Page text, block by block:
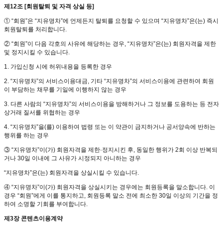
제12조 [회원탈퇴 및 자격 상실 등]
① “회원”은 “지유명차”에 언제든지 탈퇴를 요청할 수 있으며 “지유명차”은(는) 즉시
회원탈퇴를 처리합니다.
② “회원”이 다음 각호의 사유에 해당하는 경우, “지유명차”은(는) 회원자격을 제한
및 정지시킬 수 있습니다.
1. 가입신청 시에 허위내용을 등록한 경우
2. “지유명차”의 서비스이용대금, 기타 “지유명차”의 서비스이용에 관련하여 회원
이 부담하는 채무를 기일에 이행하지 않는 경우
3. 다른 사람의 “지유명차”의 서비스이용을 방해하거나 그 정보를 도용하는 등 전자
상거래 질서를 위협하는 경우
4. “지유명차”을(를) 이용하여 법령 또는 이 약관이 금지하거나 공서양속에 반하는
행위를 하는 경우
③ “지유명차”이(가) 회원자격을 제한·정지시킨 후, 동일한 행위가 2회 이상 반복되
거나 30일 이내에 그 사유가 시정되지 아니하는 경우
“지유명차”은(는) 회원자격을 상실시킬 수 있습니다.
④ “지유명차”이(가) 회원자격을 상실시키는 경우에는 회원등록을 말소합니다. 이
경우 “회원”에게 이를 통지하고, 회원등록 말소 전에 최소한 30일 이상의 기간을 정
하여 소명할 기회를 부여합니다.
제3장 콘텐츠이용계약